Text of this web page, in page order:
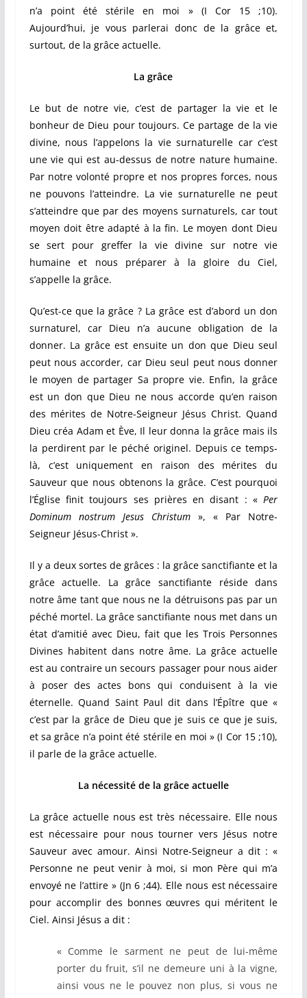
n’a point été stérile en moi » (I Cor 15 ;10).
Aujourd’hui, je vous parlerai donc de la grâce et,
surtout, de la grâce actuelle.
La grâce
Le but de notre vie, c’est de partager la vie et le
bonheur de Dieu pour toujours. Ce partage de la vie
divine, nous l’appelons la vie surnaturelle car c’est
une vie qui est au-dessus de notre nature humaine.
Par notre volonté propre et nos propres forces, nous
ne pouvons l’atteindre. La vie surnaturelle ne peut
s’atteindre que par des moyens surnaturels, car tout
moyen doit être adapté à la fin. Le moyen dont Dieu
se sert pour greffer la vie divine sur notre vie
humaine et nous préparer à la gloire du Ciel,
s’appelle la grâce.
Qu’est-ce que la grâce ? La grâce est d’abord un don
surnaturel, car Dieu n’a aucune obligation de la
donner. La grâce est ensuite un don que Dieu seul
peut nous accorder, car Dieu seul peut nous donner
le moyen de partager Sa propre vie. Enfin, la grâce
est un don que Dieu ne nous accorde qu’en raison
des mérites de Notre-Seigneur Jésus Christ. Quand
Dieu créa Adam et Ève, Il leur donna la grâce mais ils
la perdirent par le péché originel. Depuis ce temps-
là, c’est uniquement en raison des mérites du
Sauveur que nous obtenons la grâce. C’est pourquoi
l’Église finit toujours ses prières en disant : «Per
Dominum nostrum Jesus Christum», « Par Notre-
Seigneur Jésus-Christ ».
Il y a deux sortes de grâces : la grâce sanctifiante et la
grâce actuelle. La grâce sanctifiante réside dans
notre âme tant que nous ne la détruisons pas par un
péché mortel. La grâce sanctifiante nous met dans un
état d’amitié avec Dieu, fait que les Trois Personnes
Divines habitent dans notre âme. La grâce actuelle
est au contraire un secours passager pour nous aider
à poser des actes bons qui conduisent à la vie
éternelle. Quand Saint Paul dit dans l’Épître que «
c’est par la grâce de Dieu que je suis ce que je suis,
et sa grâce n’a point été stérile en moi » (I Cor 15 ;10),
il parle de la grâce actuelle.
La nécessité de la grâce actuelle
La grâce actuelle nous est très nécessaire. Elle nous
est nécessaire pour nous tourner vers Jésus notre
Sauveur avec amour. Ainsi Notre-Seigneur a dit : «
Personne ne peut venir à moi, si mon Père qui m’a
envoyé ne l’attire » (Jn 6 ;44). Elle nous est nécessaire
pour accomplir des bonnes œuvres qui méritent le
Ciel. Ainsi Jésus a dit :
« Comme le sarment ne peut de lui-même
porter du fruit, s’il ne demeure uni à la vigne,
ainsi vous ne le pouvez non plus, si vous ne